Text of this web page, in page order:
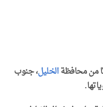
الخليل، جنوب